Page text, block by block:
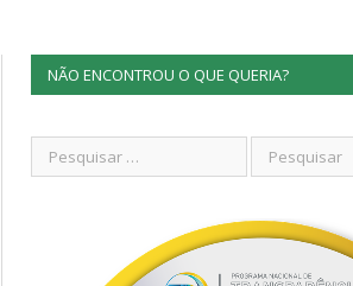
NÃO ENCONTROU O QUE QUERIA?